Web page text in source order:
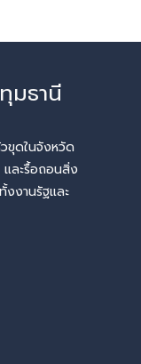
มธานี
วขุดในจังหวัด
และรื้อถอนสิ่ง
งานรัฐและ